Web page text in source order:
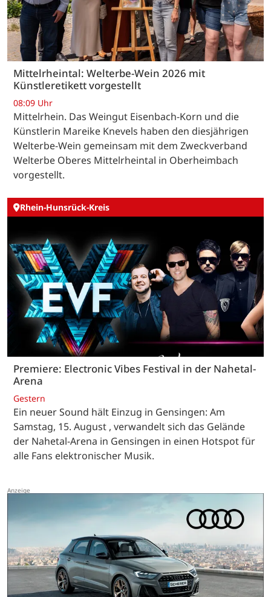
Mittelrheintal: Welterbe-Wein 2026 mit
Künstleretikett vorgestellt
08:09 Uhr
Mittelrhein. Das Weingut Eisenbach-Korn und die
Künstlerin Mareike Knevels haben den diesjährigen
Welterbe-Wein gemeinsam mit dem Zweckverband
Welterbe Oberes Mittelrheintal in Oberheimbach
vorgestellt.
Rhein-Hunsrück-Kreis
Premiere: Electronic Vibes Festival in der Nahetal-
Arena
Gestern
Ein neuer Sound hält Einzug in Gensingen: Am
Samstag, 15. August , verwandelt sich das Gelände
der Nahetal-Arena in Gensingen in einen Hotspot für
alle Fans elektronischer Musik.